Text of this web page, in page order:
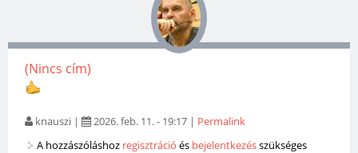
(Nincs cím)
knauszi | 2026. feb. 11. - 19:17 | Permalink
A hozzászóláshoz regisztráció és bejelentkezésszükséges